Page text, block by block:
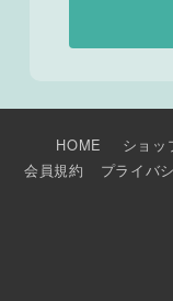
HOME ショッ
会員規約
プライバ